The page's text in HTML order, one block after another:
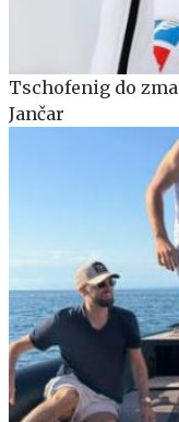
Tschofenig do
Jančar